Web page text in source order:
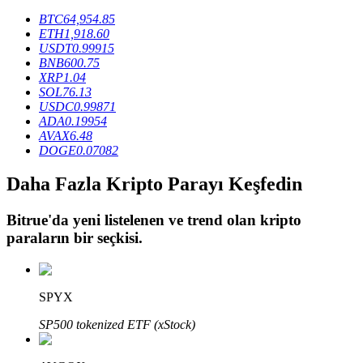
BTR Kilitleme
BTR sahiplerine özel yatırımlar
Krediler
Kripto destekli borçlanma hizmeti
BTC64,954.85
ETH1,918.60
USDT0.99915
BNB600.75
XRP1.04
SOL76.13
USDC0.99871
ADA0.19954
AVAX6.48
DOGE0.07082
Daha Fazla Kripto Parayı Keşfedin
Bitrue'da yeni listelenen ve trend olan kripto
paraların bir seçkisi.
SPYX
SP500 tokenized ETF (xStock)